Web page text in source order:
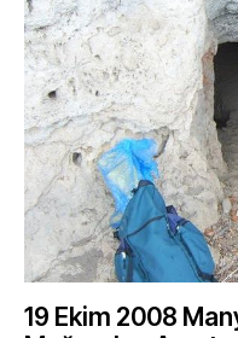
19 Ekim 2008